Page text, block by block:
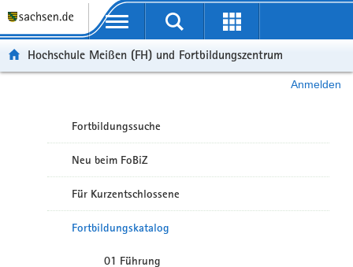
Portalübergreifende Navigation
Hochschule Meißen (FH) und Fortbildungszentrum
Anmelden
Fortbildungssuche
Neu beim FoBiZ
Für Kurzentschlossene
Fortbildungskatalog
01 Führung